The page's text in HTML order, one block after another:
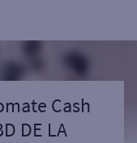
Cash
DE LA